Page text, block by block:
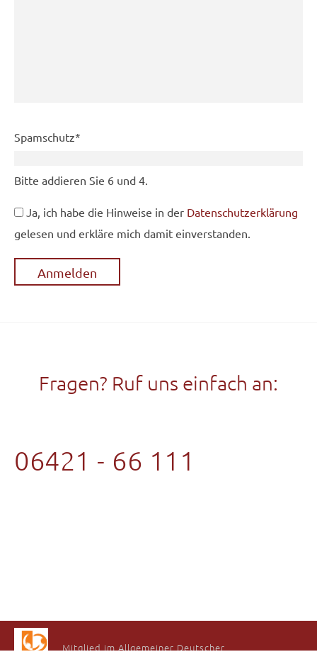
Pflichtfeld
Spamschutz*
Bitte addieren Sie 6 und 4.
Ja, ich habe die Hinweise in der Datenschutzerklärung
gelesen und erkläre mich damit einverstanden.
Fragen? Ruf uns einfach an:
06421 - 66 111
Mitglied im Allgemeiner Deutscher